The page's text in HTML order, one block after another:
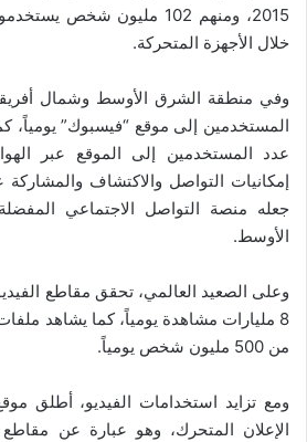
2015، ومنهم 102 مليون شخص
خلال الأجهزة المتحركة.
عدد المستخدمين إلى الموقع عبر
إمكانيات التواصل والاكتشاف
جعله منصة التواصل الاجتماعي
الأوسط.
وعلى الصعيد العالمي، تحقق مقاطع
8 مليارات مشاهدة يومياً، كما يشاهد
من 500 مليون شخص يومياً.
ومع تزايد استخدامات الفيديو، أطلق
الإعلان المتحرك، وهو عبارة عن